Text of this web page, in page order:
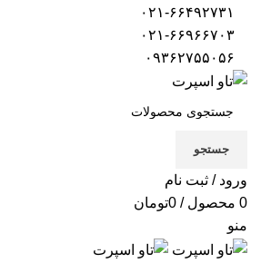
جستجو
ورود / ثبت نام
0 محصول / تومان0
منو